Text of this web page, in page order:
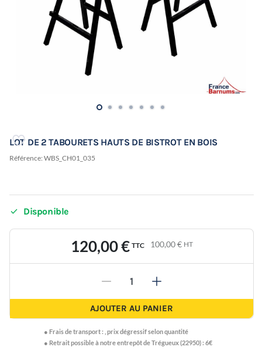
LOT DE 2 TABOURETS HAUTS DE BISTROT EN BOIS
Référence: WBS_CH01_035
 Disponible
120,00 € TTC 100,00 € HT
- +
AJOUTER AU PANIER
● Frais de transport : prix dégressif selon quantité
● Retrait possible à notre entrepôt de Trégueux (22950) : 6€